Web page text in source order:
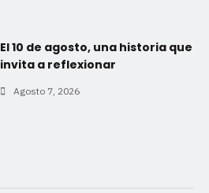
El 10 de agosto, una historia que
invita a reflexionar
Agosto 7, 2026